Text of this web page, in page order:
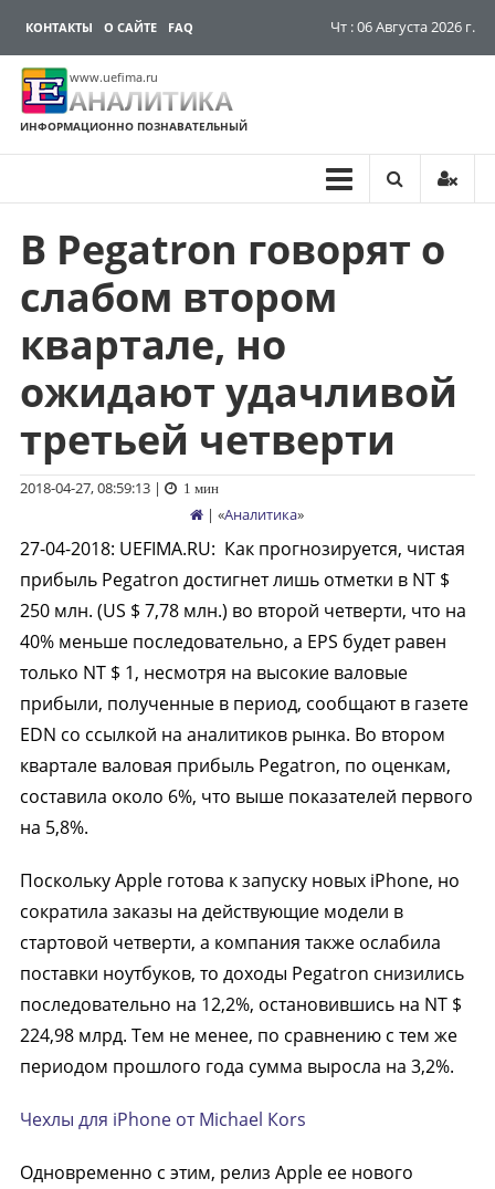
КОНТАКТЫ О САЙТЕ FAQ Чт : 06 Августа 2026 г.
www.uefima.ru
АНАЛИТИКА
ИНФОРМАЦИОННО ПОЗНАВАТЕЛЬНЫЙ
Перейти
содержимому
В Pegatron говорят о
слабом втором
квартале, но
ожидают удачливой
третьей четверти
2018-04-27, 08:59:13| 1 мин
| «Аналитика»
27-04-2018: UEFIMA.RU: Как прогнозируется, чистая
прибыль Pegatron достигнет лишь отметки в NT $
250 млн. (US $ 7,78 млн.) во второй четверти, что на
40% меньше последовательно, а EPS будет равен
только NT $ 1, несмотря на высокие валовые
прибыли, полученные в период, сообщают в газете
EDN со ссылкой на аналитиков рынка. Во втором
квартале валовая прибыль Pegatron, по оценкам,
составила около 6%, что выше показателей первого
на 5,8%.
Поскольку Apple готова к запуску новых iPhone, но
сократила заказы на действующие модели в
стартовой четверти, а компания также ослабила
поставки ноутбуков, то доходы Pegatron снизились
последовательно на 12,2%, остановившись на NT $
224,98 млрд. Тем не менее, по сравнению с тем же
периодом прошлого года сумма выросла на 3,2%.
Чехлы для iPhone от Michael Кors
Одновременно с этим, релиз Apple ее нового